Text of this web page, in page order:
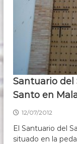
Santuario del
Santo en
12/07/2012
El Santuario del
situado en la